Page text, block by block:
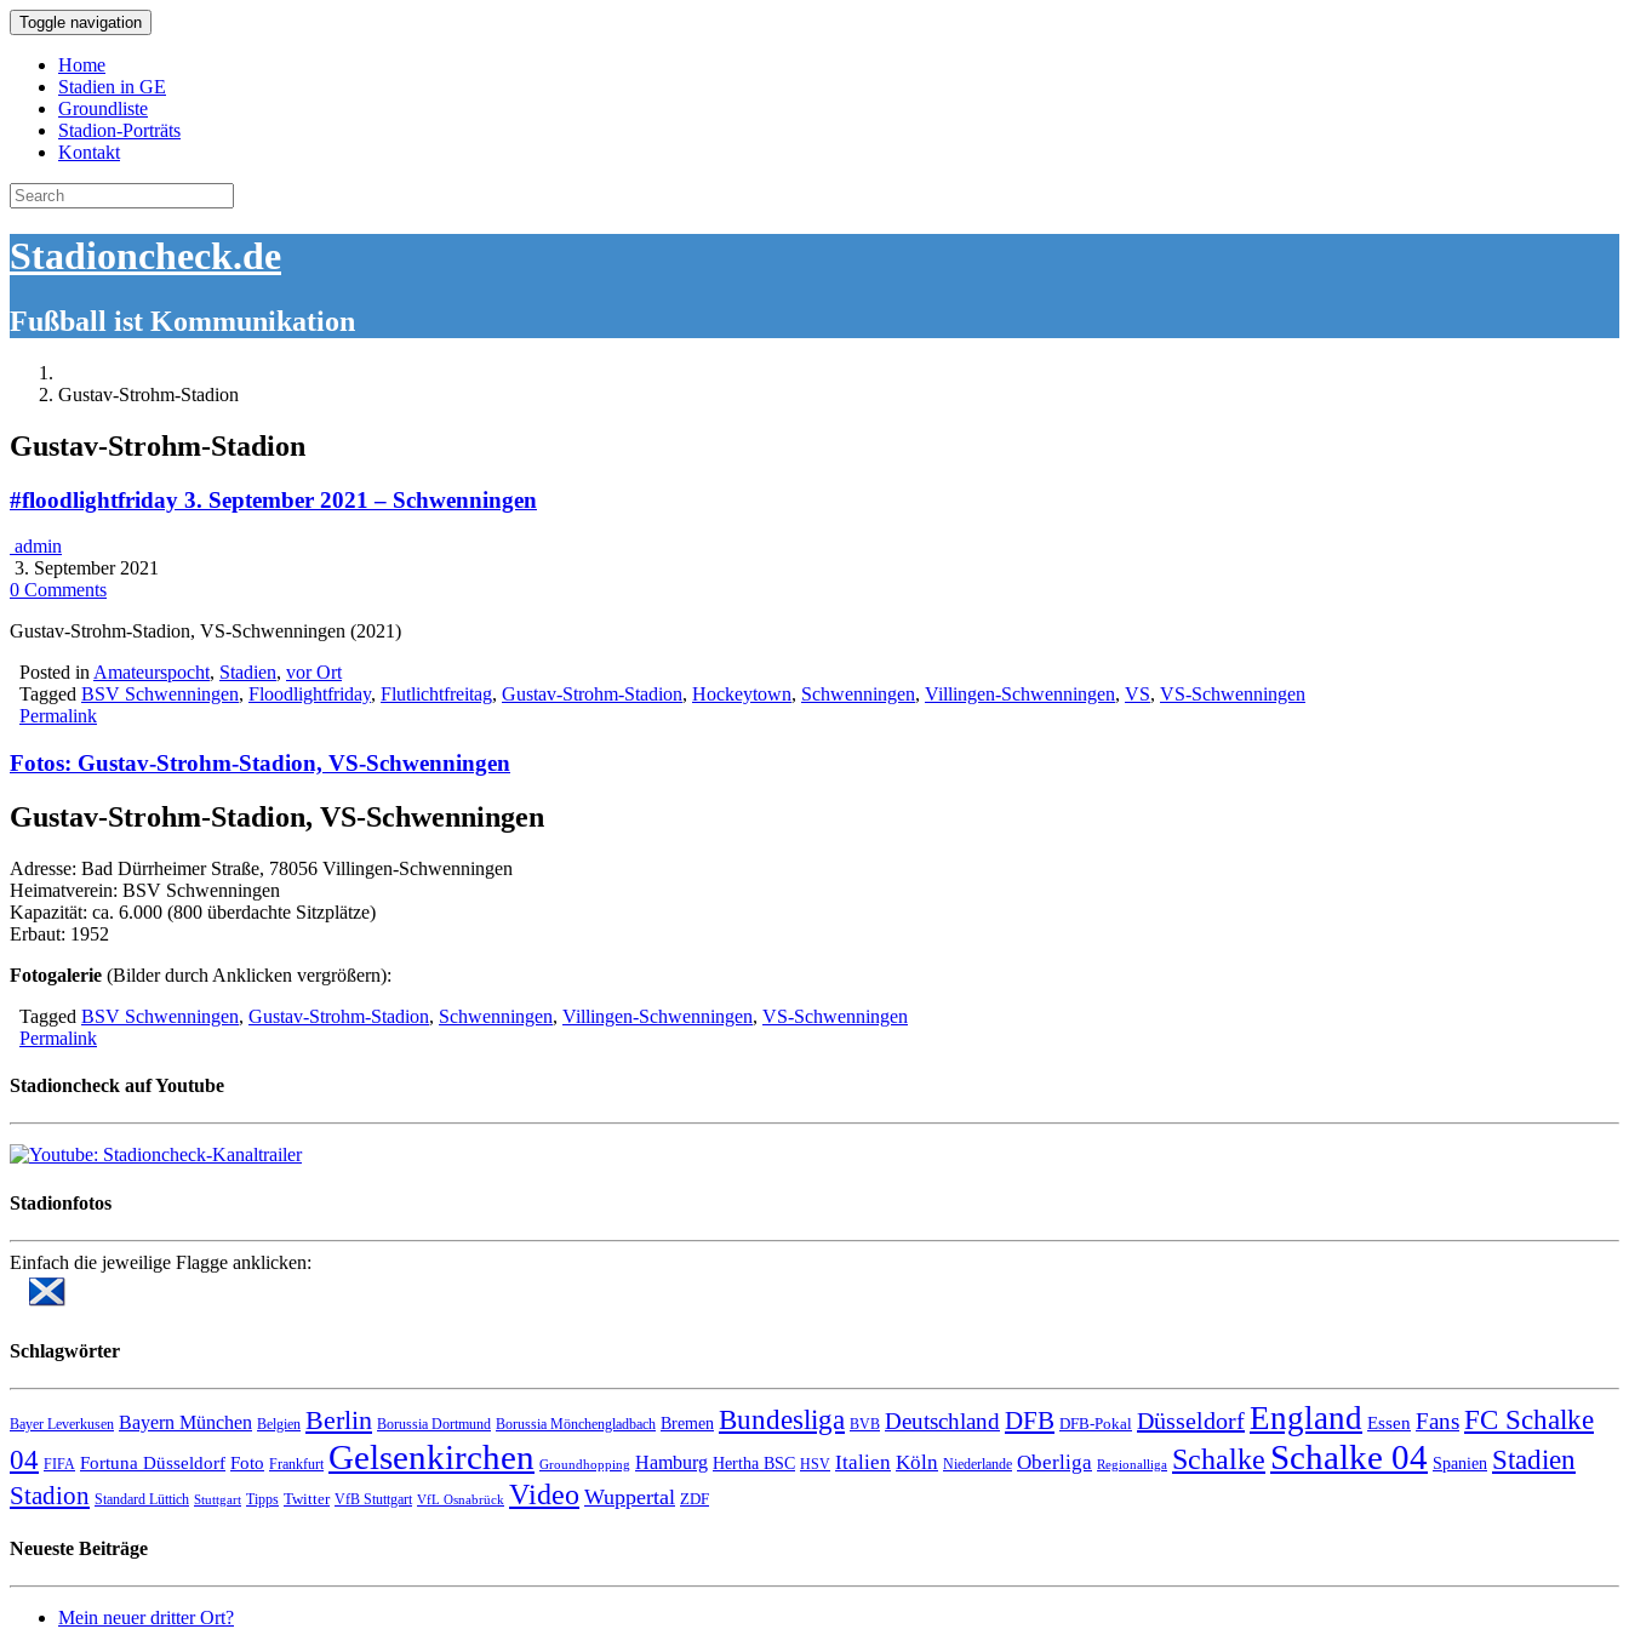
Toggle navigation
Home
Stadien in GE
Groundliste
Stadion-Porträts
Kontakt
Search
for:
Stadioncheck.de
Fußball ist Kommunikation
Gustav-Strohm-Stadion
Gustav-Strohm-Stadion
#floodlightfriday 3. September 2021 – Schwenningen
admin
3. September 2021
0 Comments
Gustav-Strohm-Stadion, VS-Schwenningen (2021)
Posted in Amateurspocht, Stadien, vor Ort
Tagged BSV Schwenningen, Floodlightfriday, Flutlichtfreitag, Gustav-Strohm-Stadion, Hockeytown, Schwenningen, Villingen-Schwenningen, VS, VS-Schwenningen
Permalink
Fotos: Gustav-Strohm-Stadion, VS-Schwenningen
Gustav-Strohm-Stadion, VS-Schwenningen
Adresse: Bad Dürrheimer Straße, 78056 Villingen-Schwenningen
Heimatverein: BSV Schwenningen
Kapazität: ca. 6.000 (800 überdachte Sitzplätze)
Erbaut: 1952
Fotogalerie (Bilder durch Anklicken vergrößern):
Tagged BSV Schwenningen, Gustav-Strohm-Stadion, Schwenningen, Villingen-Schwenningen, VS-Schwenningen
Permalink
Stadioncheck auf Youtube
Stadionfotos
Einfach die jeweilige Flagge anklicken:
Schlagwörter
Bayer Leverkusen Bayern München Belgien Berlin Borussia Dortmund Borussia Mönchengladbach Bremen Bundesliga BVB DeutschlandDFB DFB-Pokal DüsseldorfEngland Essen FansFC Schalke
04 FIFA Fortuna Düsseldorf Foto Frankfurt Gelsenkirchen Groundhopping Hamburg Hertha BSC HSV Italien Köln Niederlande Oberliga Regionalliga Schalke Schalke 04 Spanien Stadien
Stadion Standard Lüttich Stuttgart Tipps Twitter VfB Stuttgart VfL Osnabrück Video Wuppertal ZDF
Neueste Beiträge
Mein neuer dritter Ort?